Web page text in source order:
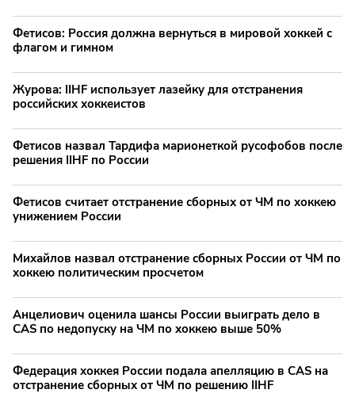
Фетисов: Россия должна вернуться в мировой хоккей с
флагом и гимном
Журова: IIHF использует лазейку для отстранения
российских хоккеистов
Фетисов назвал Тардифа марионеткой русофобов после
решения IIHF по России
Фетисов считает отстранение сборных от ЧМ по хоккею
унижением России
Михайлов назвал отстранение сборных России от ЧМ по
хоккею политическим просчетом
Анцелиович оценила шансы России выиграть дело в
CAS по недопуску на ЧМ по хоккею выше 50%
Федерация хоккея России подала апелляцию в CAS на
отстранение сборных от ЧМ по решению IIHF